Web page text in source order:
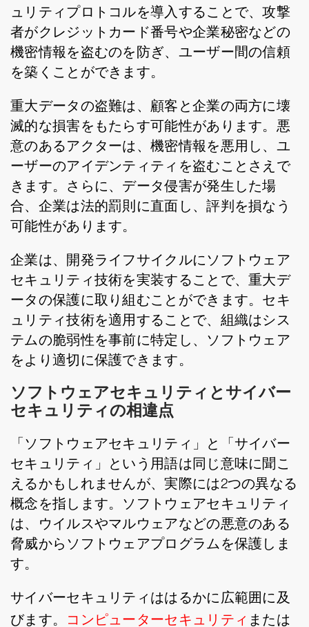
ュリティプロトコルを導入することで、攻撃
者がクレジットカード番号や企業秘密などの
機密情報を盗むのを防ぎ、ユーザー間の信頼
を築くことができます。
重大データの盗難は、顧客と企業の両方に壊
滅的な損害をもたらす可能性があります。悪
意のあるアクターは、機密情報を悪用し、ユ
ーザーのアイデンティティを盗むことさえで
きます。さらに、データ侵害が発生した場
合、企業は法的罰則に直面し、評判を損なう
可能性があります。
企業は、開発ライフサイクルにソフトウェア
セキュリティ技術を実装することで、重大デ
ータの保護に取り組むことができます。セキ
ュリティ技術を適用することで、組織はシス
テムの脆弱性を事前に特定し、ソフトウェア
をより適切に保護できます。
ソフトウェアセキュリティとサイバー
セキュリティの相違点
「ソフトウェアセキュリティ」と「サイバー
セキュリティ」という用語は同じ意味に聞こ
えるかもしれませんが、実際には2つの異なる
概念を指します。ソフトウェアセキュリティ
は、ウイルスやマルウェアなどの悪意のある
脅威からソフトウェアプログラムを保護しま
す。
サイバーセキュリティははるかに広範囲に及
びます。
コンピューターセキュリティ または